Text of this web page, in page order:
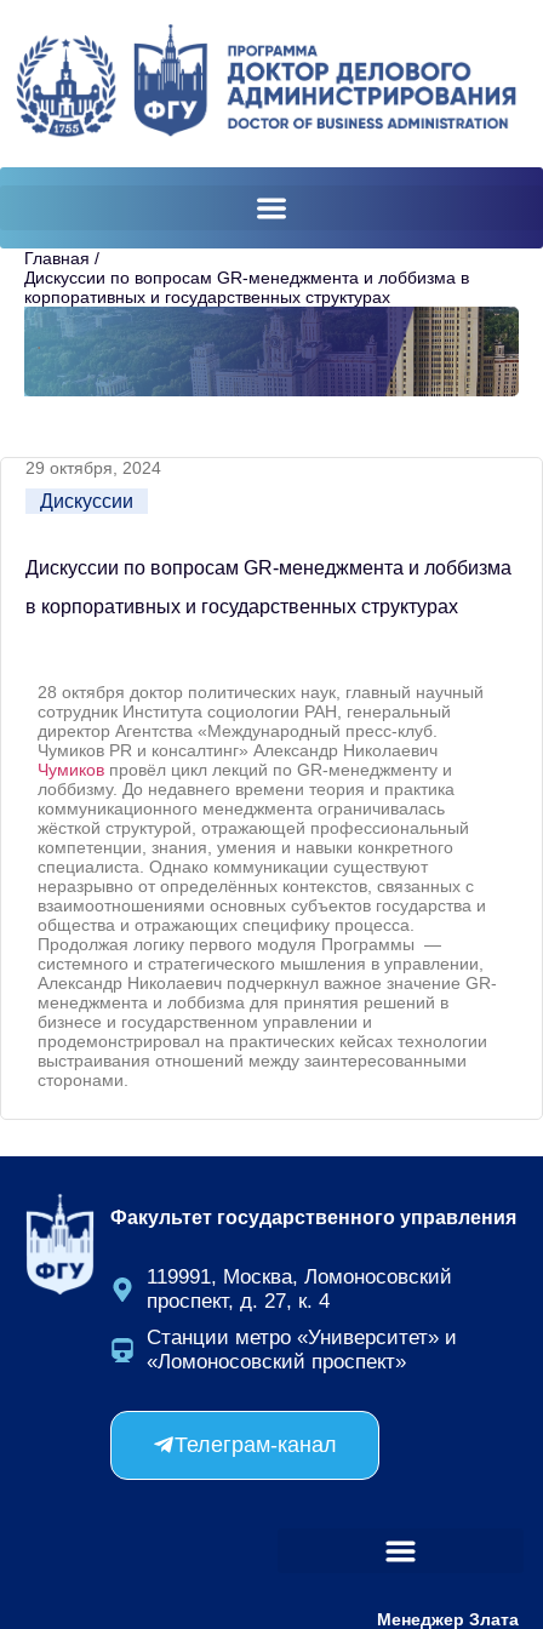
Главная /
Дискуссии по вопросам GR-менеджмента и лоббизма в
корпоративных и государственных структурах
.
29 октября, 2024
Дискуссии
Дискуссии по вопросам GR-менеджмента и лоббизма
в корпоративных и государственных структурах
28 октября доктор политических наук, главный научный
сотрудник Института социологии РАН, генеральный
директор Агентства «Международный пресс-клуб.
Чумиков PR и консалтинг» Александр Николаевич
Чумиков провёл цикл лекций по GR-менеджменту и
лоббизму. До недавнего времени теория и практика
коммуникационного менеджмента ограничивалась
жёсткой структурой, отражающей профессиональный
компетенции, знания, умения и навыки конкретного
специалиста. Однако коммуникации существуют
неразрывно от определённых контекстов, связанных с
взаимоотношениями основных субъектов государства и
общества и отражающих специфику процесса.
Продолжая логику первого модуля Программы —
системного и стратегического мышления в управлении,
Александр Николаевич подчеркнул важное значение GR-
менеджмента и лоббизма для принятия решений в
бизнесе и государственном управлении и
продемонстрировал на практических кейсах технологии
выстраивания отношений между заинтересованными
сторонами.
Факультет государственного управления
119991, Москва, Ломоносовский
проспект, д. 27, к. 4
Станции метро «Университет» и
«Ломоносовский проспект»
Телеграм-канал
Менеджер Злата